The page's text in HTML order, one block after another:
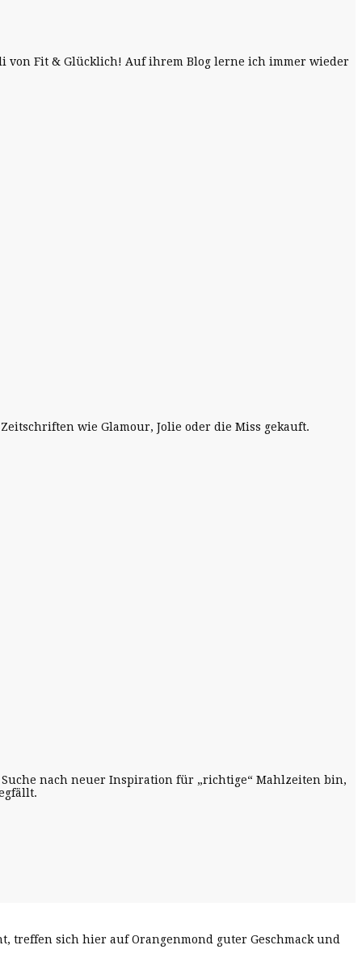
Fit & Glücklich! Auf ihrem Blog lerne ich immer wieder
wie Glamour, Jolie oder die Miss gekauft.
nach neuer Inspiration für „richtige“ Mahlzeiten bin,
treffen sich hier auf Orangenmond guter Geschmack und